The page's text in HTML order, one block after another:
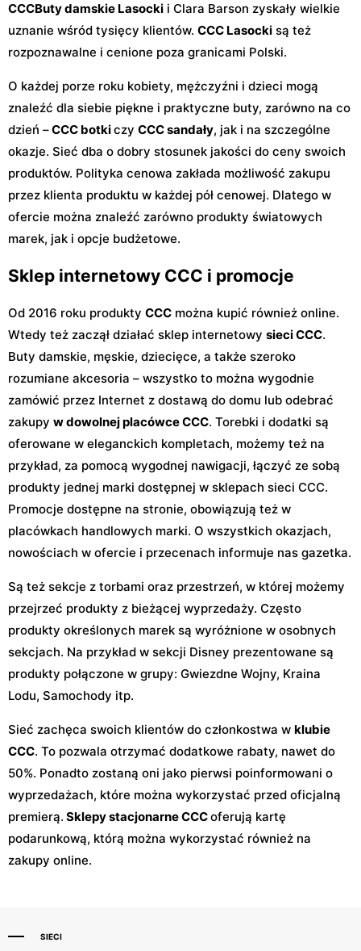
CCCButy damskie Lasocki i Clara Barson zyskały wielkie
uznanie wśród tysięcy klientów. CCC Lasocki są też
rozpoznawalne i cenione poza granicami Polski.
O każdej porze roku kobiety, mężczyźni i dzieci mogą
znaleźć dla siebie piękne i praktyczne buty, zarówno na co
dzień –CCC botkiczy CCC sandały, jak i na szczególne
okazje. Sieć dba o dobry stosunek jakości do ceny swoich
produktów. Polityka cenowa zakłada możliwość zakupu
przez klienta produktu w każdej pół cenowej. Dlatego w
ofercie można znaleźć zarówno produkty światowych
marek, jak i opcje budżetowe.
Sklep internetowy CCC i promocje
Od 2016 roku produkty CCC można kupić również online.
Wtedy też zaczął działać sklep internetowy sieci CCC.
Buty damskie, męskie, dziecięce, a także szeroko
rozumiane akcesoria – wszystko to można wygodnie
zamówić przez Internet z dostawą do domu lub odebrać
zakupy w dowolnej placówce CCC. Torebki i dodatki są
oferowane w eleganckich kompletach, możemy też na
przykład, za pomocą wygodnej nawigacji, łączyć ze sobą
produkty jednej marki dostępnej w sklepach sieci CCC.
Promocje dostępne na stronie, obowiązują też w
placówkach handlowych marki. O wszystkich okazjach,
nowościach w ofercie i przecenach informuje nas gazetka.
Są też sekcje z torbami oraz przestrzeń, w której możemy
przejrzeć produkty z bieżącej wyprzedaży. Często
produkty określonych marek są wyróżnione w osobnych
sekcjach. Na przykład w sekcji Disney prezentowane są
produkty połączone w grupy: Gwiezdne Wojny, Kraina
Lodu, Samochody itp.
Sieć zachęca swoich klientów do członkostwa w klubie
CCC. To pozwala otrzymać dodatkowe rabaty, nawet do
50%. Ponadto zostaną oni jako pierwsi poinformowani o
wyprzedażach, które można wykorzystać przed oficjalną
premierą. Sklepy stacjonarne CCCoferują kartę
podarunkową, którą można wykorzystać również na
zakupy online.
SIECI